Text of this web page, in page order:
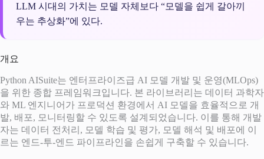
LLM 시대의 가치는 모델 자체보다 “모델을 쉽게 갈아끼
우는 추상화”에 있다.
개요
Python AISuite는 엔터프라이즈급 AI 모델 개발 및 운영(MLOps)
을 위한 종합 프레임워크입니다. 본 라이브러리는 데이터 과학자
와 ML 엔지니어가 프로덕션 환경에서 AI 모델을 효율적으로 개
발, 배포, 모니터링할 수 있도록 설계되었습니다. 이를 통해 개발
자는 데이터 전처리, 모델 학습 및 평가, 모델 해석 및 배포에 이
르는 엔드-투-엔드 파이프라인을 손쉽게 구축할 수 있습니다.